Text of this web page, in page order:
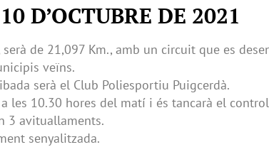
D’OCTUBRE DE 2021
de 21,097 Km., amb un circuit que es
veïns.
serà el Club Poliesportiu Puigcerdà.
a les 10.30 hores del matí i és tancarà el
3 avituallaments.
senyalitzada.